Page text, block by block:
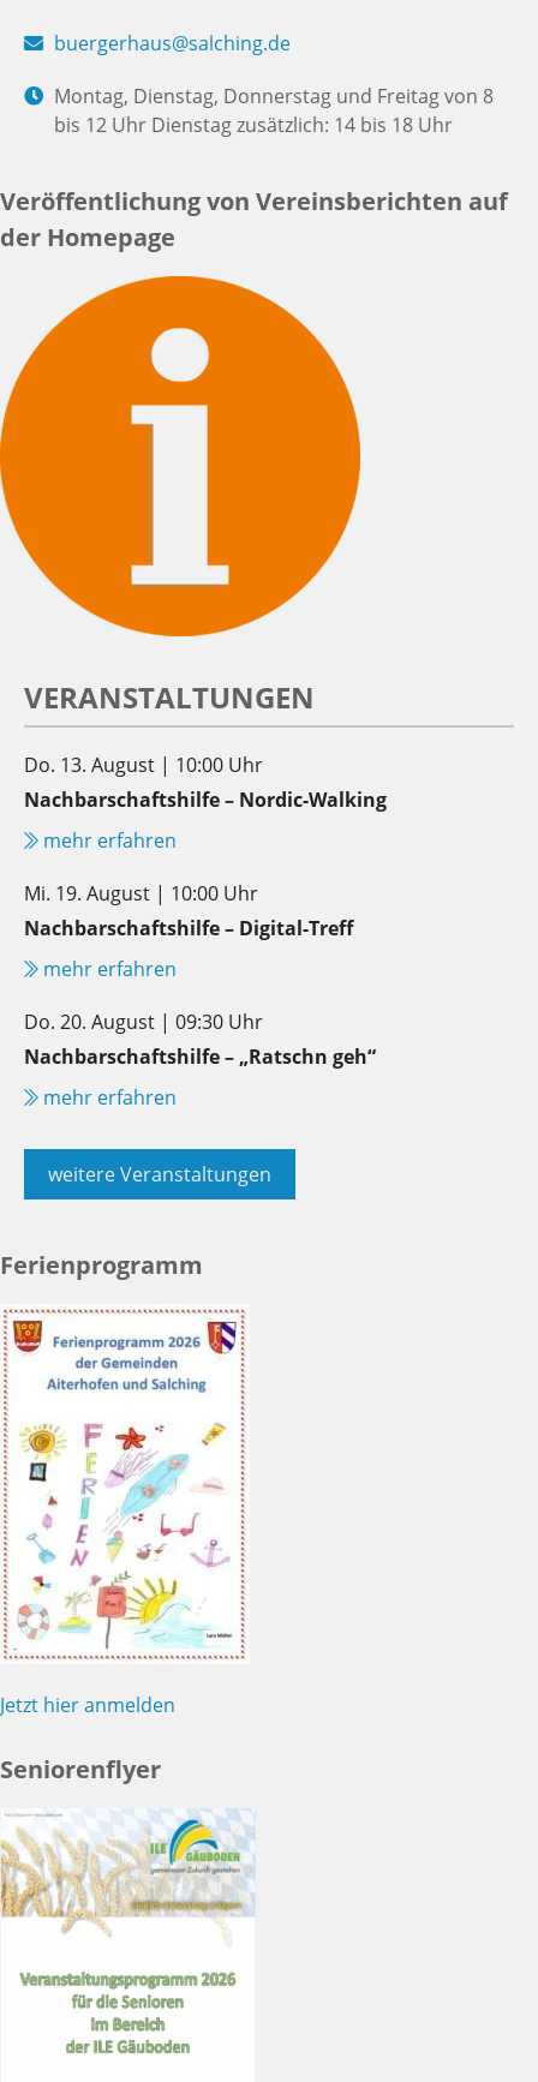
buergerhaus@salching.de
Montag, Dienstag, Donnerstag und Freitag von 8
bis 12 Uhr Dienstag zusätzlich: 14 bis 18 Uhr
Veröffentlichung von Vereinsberichten auf
der Homepage
VERANSTALTUNGEN
Do. 13. August | 10:00 Uhr
Nachbarschaftshilfe – Nordic-Walking
mehr erfahren
Mi. 19. August | 10:00 Uhr
Nachbarschaftshilfe – Digital-Treff
mehr erfahren
Do. 20. August | 09:30 Uhr
Nachbarschaftshilfe – „Ratschn geh“
mehr erfahren
weitere Veranstaltungen
Ferienprogramm
Jetzt hier anmelden
Seniorenflyer